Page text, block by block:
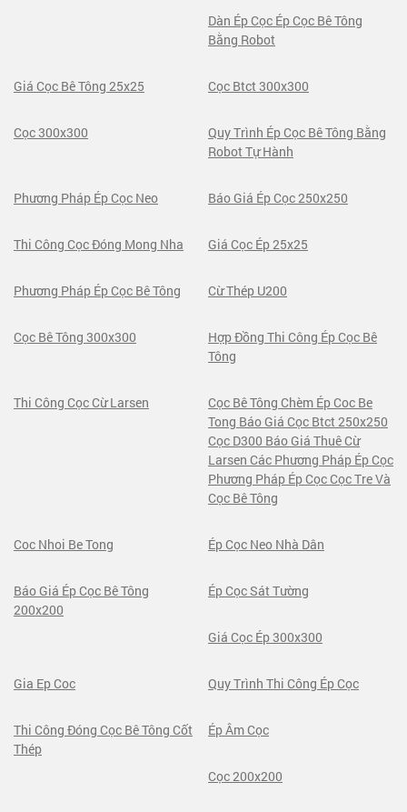
Dàn Ép Cọc Ép Cọc Bê Tông
Bằng Robot
Giá Cọc Bê Tông 25x25 Cọc Btct 300x300
Cọc 300x300
Quy Trình Ép Cọc Bê Tông Bằng
Robot Tự Hành
Phương Pháp Ép Cọc Neo Báo Giá Ép Cọc 250x250
Thi Công Cọc Đóng Mong Nha Giá Cọc Ép 25x25
Phương Pháp Ép Cọc Bê Tông Cừ Thép U200
Cọc Bê Tông 300x300
Hợp Đồng Thi Công Ép Cọc Bê
Tông
Thi Công Cọc Cừ Larsen
Cọc Bê Tông Chèm Ép Coc Be
Tong Báo Giá Cọc Btct 250x250
Cọc D300 Báo Giá Thuê Cừ
Larsen Các Phương Pháp Ép Cọc
Phương Pháp Ép Cọc Cọc Tre Và
Cọc Bê Tông
Coc Nhoi Be Tong Ép Cọc Neo Nhà Dân
Báo Giá Ép Cọc Bê Tông
200x200
Ép Cọc Sát Tường
Giá Cọc Ép 300x300
Gia Ep Coc Quy Trình Thi Công Ép Cọc
Thi Công Đóng Cọc Bê Tông Cốt
Thép
Ép Âm Cọc
Cọc 200x200